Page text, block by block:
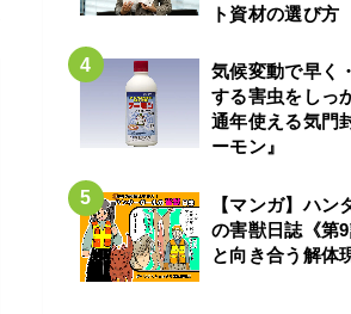
ト資材の選び方
気候変動で早く
する害虫をしっ
通年使える気門
ーモン』
【マンガ】ハン
の害獣日誌《第
と向き合う解体